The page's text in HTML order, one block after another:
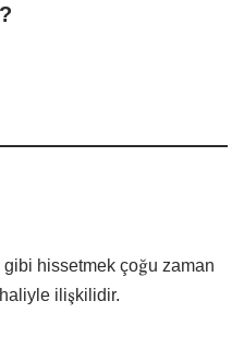
gibi hissetmek çoğu zaman
ilişkilidir.